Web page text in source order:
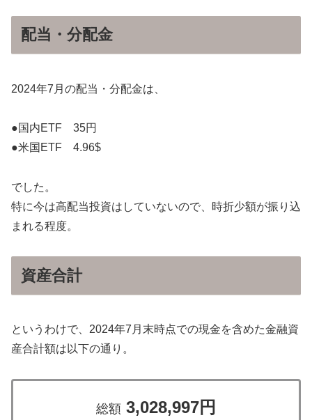
配当・分配金
2024年7月の配当・分配金は、
●国内ETF 35円
●米国ETF 4.96$
でした。
特に今は高配当投資はしていないので、時折少額が振り込
まれる程度。
資産合計
というわけで、2024年7月末時点での現金を含めた金融資
産合計額は以下の通り。
総額 3,028,997円